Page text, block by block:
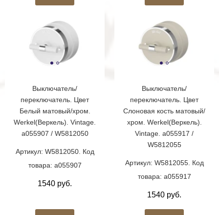
Выключатель/
переключатель. Цвет
Белый матовый/хром.
Werkel(Веркель). Vintage.
a055907 / W5812050
Артикул: W5812050. Код
товара: a055907
1540 руб.
Выключатель/
переключатель. Цвет
Слоновая кость матовый/
хром. Werkel(Веркель).
Vintage. a055917 /
W5812055
Артикул: W5812055. Код
товара: a055917
1540 руб.